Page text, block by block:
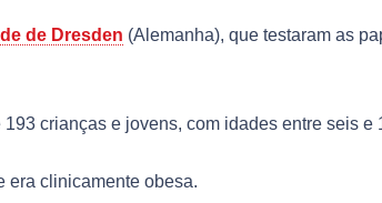
de Dresden (Alemanha), que testaram as
crianças e jovens, com idades entre seis e
era clinicamente obesa.